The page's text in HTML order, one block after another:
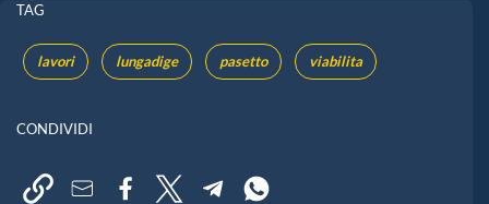
TAG
lavori lungadige pasetto viabilita
CONDIVIDI